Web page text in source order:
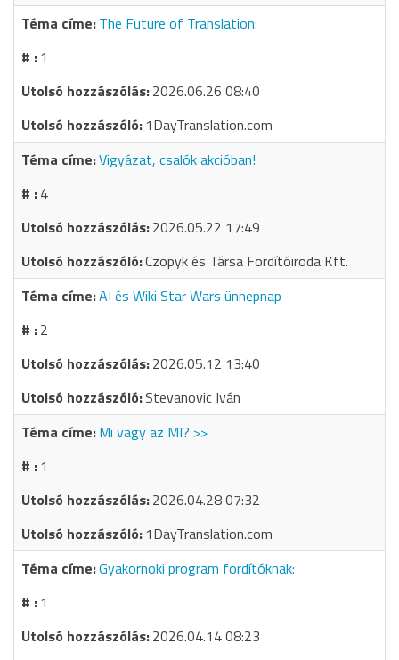
The Future of Translation:
1
2026.06.26 08:40
1DayTranslation.com
Vigyázat, csalók akcióban!
4
2026.05.22 17:49
Czopyk és Társa Fordítóiroda Kft.
AI és Wiki Star Wars ünnepnap
2
2026.05.12 13:40
Stevanovic Iván
Mi vagy az MI? >>
1
2026.04.28 07:32
1DayTranslation.com
Gyakornoki program fordítóknak:
1
2026.04.14 08:23